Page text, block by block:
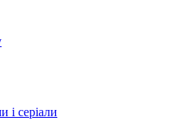
і серіали